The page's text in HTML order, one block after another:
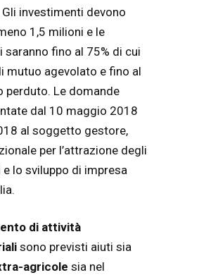
investimenti devono
1,5 milioni e le
saranno fino al 75% di cui
mutuo agevolato e fino al
perduto. Le domande
dal 10 maggio 2018
al soggetto gestore,
per l’attrazione degli
lo sviluppo di impresa
di attività
sono previsti aiuti sia
agricole sia nel